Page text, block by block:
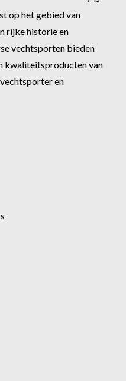
op het gebied van
rijke historie en
vechtsporten bieden
kwaliteitsproducten van
en